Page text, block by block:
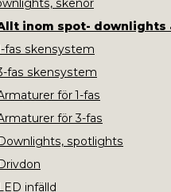
skenor
inom spot- downlights
fas skensystem
fas skensystem
för 1-fas
för 3-fas
spotlights
infälld